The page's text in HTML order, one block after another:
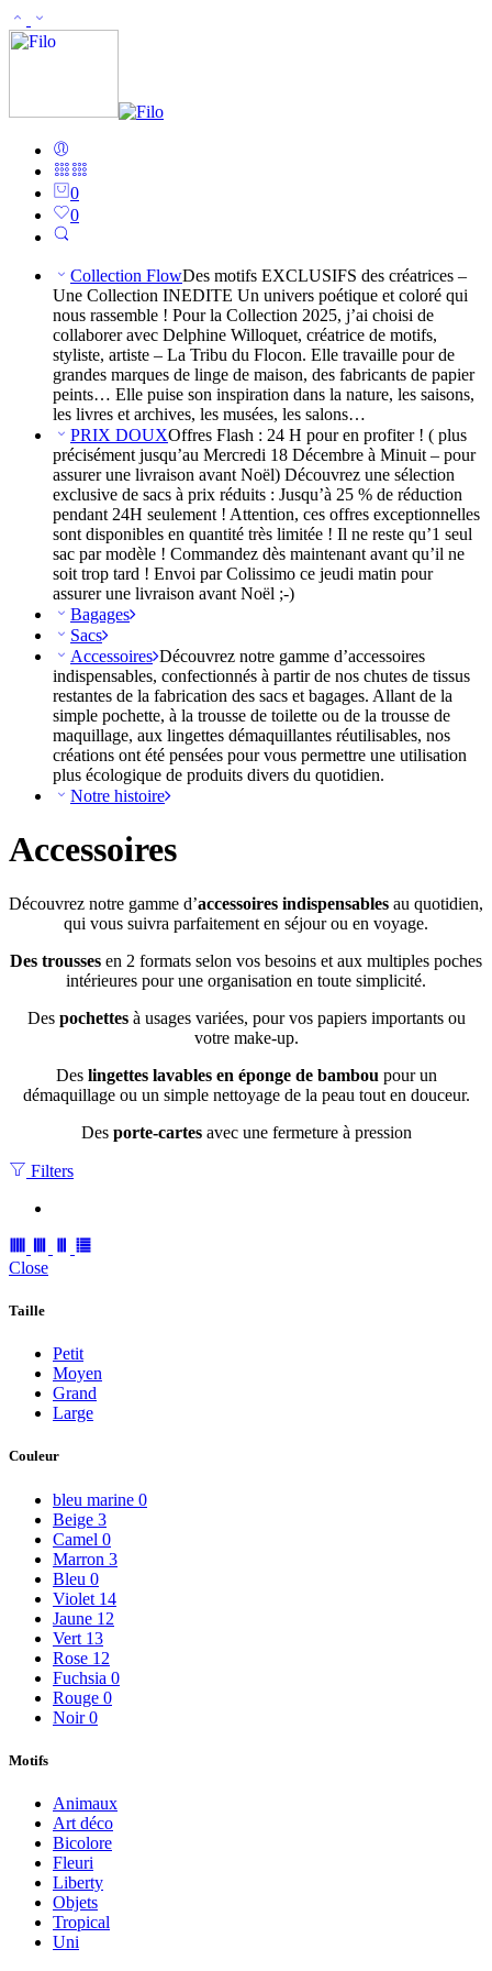
0
0
Collection FlowDes motifs EXCLUSIFS des créatrices –
Une Collection INEDITE Un univers poétique et coloré qui
nous rassemble ! Pour la Collection 2025, j’ai choisi de
collaborer avec Delphine Willoquet, créatrice de motifs,
styliste, artiste – La Tribu du Flocon. Elle travaille pour de
grandes marques de linge de maison, des fabricants de papier
peints… Elle puise son inspiration dans la nature, les saisons,
les livres et archives, les musées, les salons…
PRIX DOUXOffres Flash : 24 H pour en profiter ! ( plus
précisément jusqu’au Mercredi 18 Décembre à Minuit – pour
assurer une livraison avant Noël) Découvrez une sélection
exclusive de sacs à prix réduits : Jusqu’à 25 % de réduction
pendant 24H seulement ! Attention, ces offres exceptionnelles
sont disponibles en quantité très limitée ! Il ne reste qu’1 seul
sac par modèle ! Commandez dès maintenant avant qu’il ne
soit trop tard ! Envoi par Colissimo ce jeudi matin pour
assurer une livraison avant Noël ;-)
Bagages
Sacs
Accessoires Découvrez notre gamme d’accessoires
indispensables, confectionnés à partir de nos chutes de tissus
restantes de la fabrication des sacs et bagages. Allant de la
simple pochette, à la trousse de toilette ou de la trousse de
maquillage, aux lingettes démaquillantes réutilisables, nos
créations ont été pensées pour vous permettre une utilisation
plus écologique de produits divers du quotidien.
Notre histoire
Accessoires
Découvrez notre gamme d’accessoires indispensables au quotidien,
qui vous suivra parfaitement en séjour ou en voyage.
Des trousses en 2 formats selon vos besoins et aux multiples poches
intérieures pour une organisation en toute simplicité.
Des pochettesà usages variées, pour vos papiers importants ou
votre make-up.
Des lingettes lavables en éponge de bambou pour un
démaquillage ou un simple nettoyage de la peau tout en douceur.
Des porte-cartesavec une fermeture à pression
Filters
Close
Taille
Petit
Moyen
Grand
Large
Couleur
bleu marine 0
Beige 3
Camel 0
Marron 3
Bleu 0
Violet 14
Jaune 12
Vert 13
Rose 12
Fuchsia 0
Rouge 0
Noir 0
Motifs
Animaux
Art déco
Bicolore
Fleuri
Liberty
Objets
Tropical
Uni